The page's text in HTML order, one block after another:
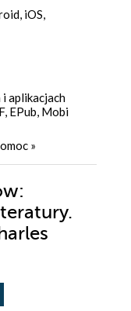
iOS,
aplikacjach
EPub, Mobi
»